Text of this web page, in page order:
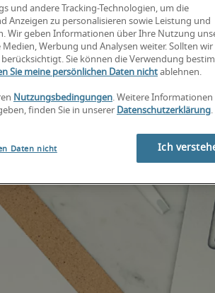
und andere Tracking-Technologien, um die
Anzeigen zu personalisieren sowie Leistung und
Wir geben Informationen über Ihre Nutzung
Werbung und Analysen weiter. Sollten wir
Sie können die Verwendung
Sie meine persönlichen Daten nicht ablehnen.
Nutzungsbedingungen. Weitere Informationen
finden Sie in unserer Datenschutzerklärung.
Daten nicht Ich